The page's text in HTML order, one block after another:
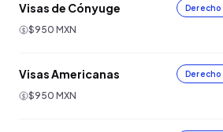
Visas de Cónyuge
$950 MXN
Visas Americanas
$950 MXN